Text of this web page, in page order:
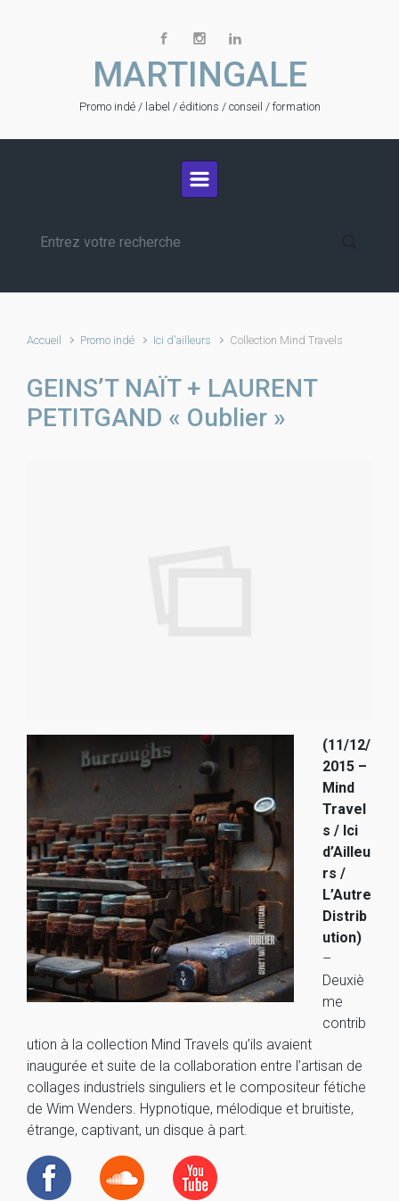
MARTINGALE
Promo indé / label / éditions / conseil / formation
Accueil Promo indé Ici d'ailleurs Collection Mind Travels
GEINS’T NAÏT + LAURENT
PETITGAND « Oublier »
(11/12/
2015 –
Mind
Travel
s / Ici
d’Ailleu
rs /
L’Autre
Distrib
ution)
–
Deuxiè
me
contrib
ution à la collection Mind Travels qu’ils avaient
inaugurée et suite de la collaboration entre l’artisan de
collages industriels singuliers et le compositeur fétiche
de Wim Wenders. Hypnotique, mélodique et bruitiste,
étrange, captivant, un disque à part.